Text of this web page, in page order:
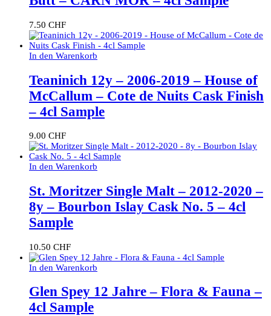
7.50 CHF
In den Warenkorb
Teaninich 12y – 2006-2019 – House of
McCallum – Cote de Nuits Cask Finish
– 4cl Sample
9.00 CHF
In den Warenkorb
St. Moritzer Single Malt – 2012-2020 –
8y – Bourbon Islay Cask No. 5 – 4cl
Sample
10.50 CHF
In den Warenkorb
Glen Spey 12 Jahre – Flora & Fauna –
4cl Sample